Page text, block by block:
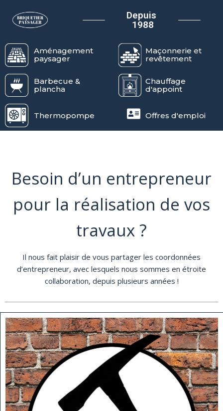
Depuis
1988
Aménagement
paysager
Maçonnerie et
revêtement
Barbecue &
plancha
Chauffage
d'appoint
Thermopompe Offres d'emploi
Besoin d’un entrepreneur
pour la réalisation de vos
travaux ?
Il nous fait plaisir de vous partager les coordonnées
d’entrepreneur, avec lesquels nous sommes en étroite
collaboration, depuis plusieurs années !